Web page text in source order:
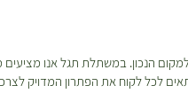
ל
-
הנכון. במשתלת תגל אנו מציעים
לכל לקוח את הפתרון המדויק